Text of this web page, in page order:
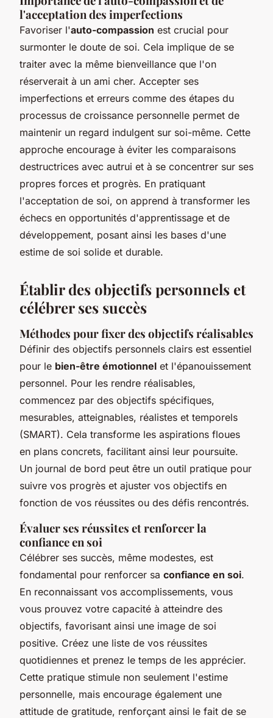
l'acceptation des imperfections
Favoriser l'auto-compassion est crucial pour
surmonter le doute de soi. Cela implique de se
traiter avec la même bienveillance que l'on
réserverait à un ami cher. Accepter ses
imperfections et erreurs comme des étapes du
processus de croissance personnelle permet de
maintenir un regard indulgent sur soi-même. Cette
approche encourage à éviter les comparaisons
destructrices avec autrui et à se concentrer sur ses
propres forces et progrès. En pratiquant
l'acceptation de soi, on apprend à transformer les
échecs en opportunités d'apprentissage et de
développement, posant ainsi les bases d'une
estime de soi solide et durable.
Établir des objectifs personnels et
célébrer ses succès
Méthodes pour fixer des objectifs réalisables
Définir des objectifs personnels clairs est essentiel
pour le bien-être émotionnel et l'épanouissement
personnel. Pour les rendre réalisables,
commencez par des objectifs spécifiques,
mesurables, atteignables, réalistes et temporels
(SMART). Cela transforme les aspirations floues
en plans concrets, facilitant ainsi leur poursuite.
Un journal de bord peut être un outil pratique pour
suivre vos progrès et ajuster vos objectifs en
fonction de vos réussites ou des défis rencontrés.
Évaluer ses réussites et renforcer la
confiance en soi
Célébrer ses succès, même modestes, est
fondamental pour renforcer sa confiance en soi.
En reconnaissant vos accomplissements, vous
vous prouvez votre capacité à atteindre des
objectifs, favorisant ainsi une image de soi
positive. Créez une liste de vos réussites
quotidiennes et prenez le temps de les apprécier.
Cette pratique stimule non seulement l'estime
personnelle, mais encourage également une
attitude de gratitude, renforçant ainsi le fait de se